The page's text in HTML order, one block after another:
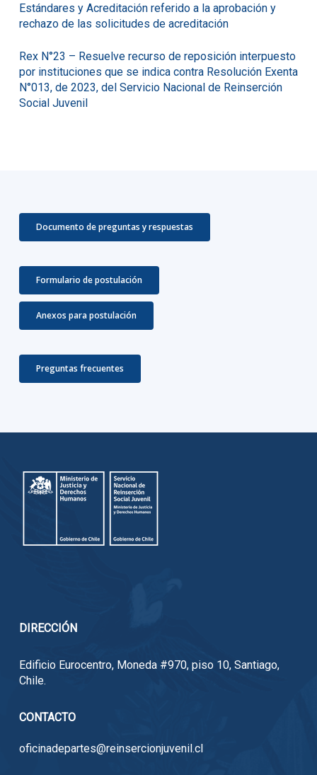
Estándares y Acreditación referido a la aprobación y
rechazo de las solicitudes de acreditación
Rex N°23 – Resuelve recurso de reposición interpuesto
por instituciones que se indica contra Resolución Exenta
N°013, de 2023, del Servicio Nacional de Reinserción
Social Juvenil
Documento de preguntas y respuestas
Formulario de postulación
Anexos para postulación
Preguntas frecuentes
DIRECCIÓN
Edificio Eurocentro, Moneda #970, piso 10, Santiago,
Chile.
CONTACTO
oficinadepartes@reinsercionjuvenil.cl